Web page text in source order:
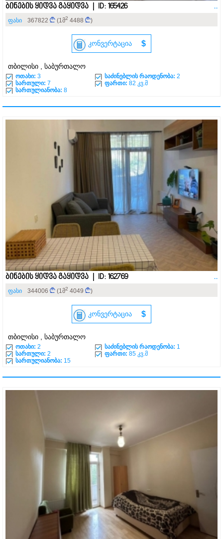
ბინების ყიდვა გაყიდვა | ID: 165426 ..
ფასი 367822 (1მ2 4488 )
კონვერტაცია $
თბილისი , საბურთალო
ოთახი: 3 საძინებლის რაოდენობა: 2
სართული: 7 ფართი: 82 კვ.მ
სართულიანობა: 8
ბინების ყიდვა გაყიდვა | ID: 162769 ..
ფასი 344006 (1მ2 4049 )
კონვერტაცია $
თბილისი , საბურთალო
ოთახი: 2 საძინებლის რაოდენობა: 1
სართული: 2 ფართი: 85 კვ.მ
სართულიანობა: 15